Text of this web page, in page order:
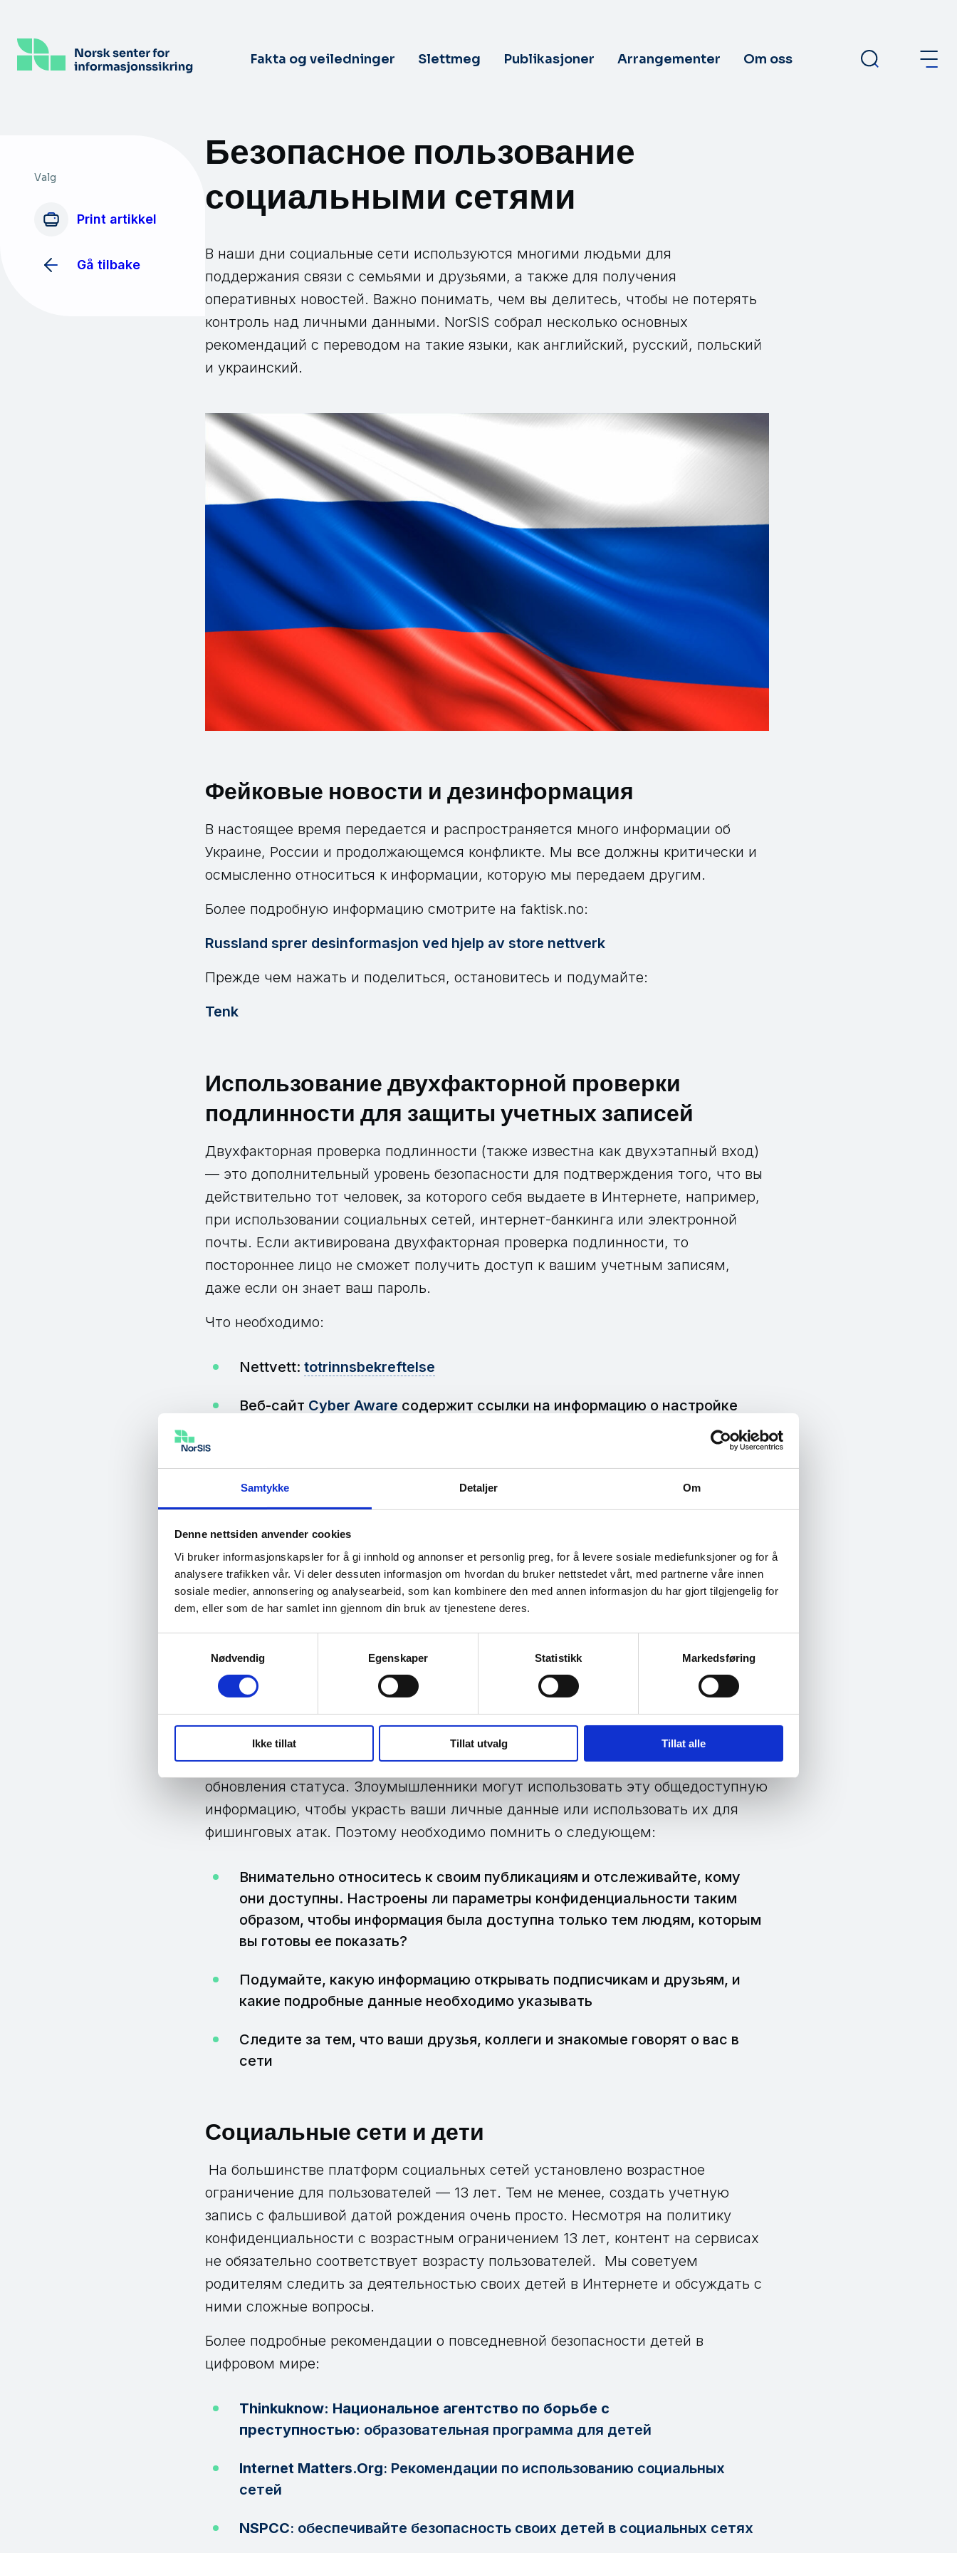
Samtykke Detaljer Om
Denne nettsiden anvender cookies
Vi bruker informasjonskapsler for å gi innhold og annonser et personlig preg, for å levere sosiale mediefunksjoner og for å
analysere trafikken vår. Vi deler dessuten informasjon om hvordan du bruker nettstedet vårt, med partnerne våre innen
sosiale medier, annonsering og analysearbeid, som kan kombinere den med annen informasjon du har gjort tilgjengelig for
dem, eller som de har samlet inn gjennom din bruk av tjenestene deres.
Nødvendig
Egenskaper Statistikk Markedsføring
Ikke tillat Tillat utvalg Tillat alle
hovedinnhold
Fakta og veiledninger Slettmeg Publikasjoner Arrangementer Om oss
Valg
Print artikkel
Gå tilbake
Безопасное пользование
социальными сетями
В наши дни социальные сети используются многими людьми для
поддержания связи с семьями и друзьями, а также для получения
оперативных новостей. Важно понимать, чем вы делитесь, чтобы не потерять
контроль над личными данными. NorSIS собрал несколько основных
рекомендаций с переводом на такие языки, как английский, русский, польский
и украинский.
Фейковые новости и дезинформация
В настоящее время передается и распространяется много информации об
Украине, России и продолжающемся конфликте. Мы все должны критически и
осмысленно относиться к информации, которую мы передаем другим.
Более подробную информацию смотрите на faktisk.no:
Russland sprer desinformasjon ved hjelp av store nettverk
Прежде чем нажать и поделиться, остановитесь и подумайте:
Tenk
Использование двухфакторной проверки
подлинности для защиты учетных записей
Двухфакторная проверка подлинности (также известна как двухэтапный вход)
— это дополнительный уровень безопасности для подтверждения того, что вы
действительно тот человек, за которого себя выдаете в Интернете, например,
при использовании социальных сетей, интернет-банкинга или электронной
почты. Если активирована двухфакторная проверка подлинности, то
постороннее лицо не сможет получить доступ к вашим учетным записям,
даже если он знает ваш пароль.
Что необходимо:
Nettvett: totrinnsbekreftelse
Веб-сайт Cyber Aware содержит ссылки на информацию о настройке
двухфакторной проверки подлинности на таких популярных ресурсах,
Более подробную информацию о том, зачем нужно использовать
двухфакторную проверку, смотрите здесь:Официальное руководство
NCSCпо двухфакторной проверке подлинности
Помните о своем цифровом следе
При использовании социальных сетей соблюдайте осторожность. Не все
пользователи социальных сетей обязательно являются теми, за кого себя
выдают. Найдите время проверить, действительно ли вы знаете человека, с
Также полезно помнить о своем цифровом следе. Этот термин обозначает всю
информацию, которую вы размещаете в Интернете, включая изображения и
обновления статуса. Злоумышленники могут использовать эту общедоступную
информацию, чтобы украсть ваши личные данные или использовать их для
фишинговых атак. Поэтому необходимо помнить о следующем:
Внимательно относитесь к своим публикациям и отслеживайте, кому
они доступны. Настроены ли параметры конфиденциальности таким
образом, чтобы информация была доступна только тем людям, которым
вы готовы ее показать?
Подумайте, какую информацию открывать подписчикам и друзьям, и
какие подробные данные необходимо указывать
Следите за тем, что ваши друзья, коллеги и знакомые говорят о вас в
сети
Социальные сети и дети
На большинстве платформ социальных сетей установлено возрастное
ограничение для пользователей — 13 лет. Тем не менее, создать учетную
запись с фальшивой датой рождения очень просто. Несмотря на политику
конфиденциальности с возрастным ограничением 13 лет, контент на сервисах
не обязательно соответствует возрасту пользователей. Мы советуем
родителям следить за деятельностью своих детей в Интернете и обсуждать с
ними сложные вопросы.
Более подробные рекомендации о повседневной безопасности детей в
цифровом мире:
Thinkuknow: Национальное агентство по борьбе с
преступностью: образовательная программа для детей
Internet Matters.Org: Рекомендации по использованию социальных
сетей
NSPCC: обеспечивайте безопасность своих детей в социальных сетях